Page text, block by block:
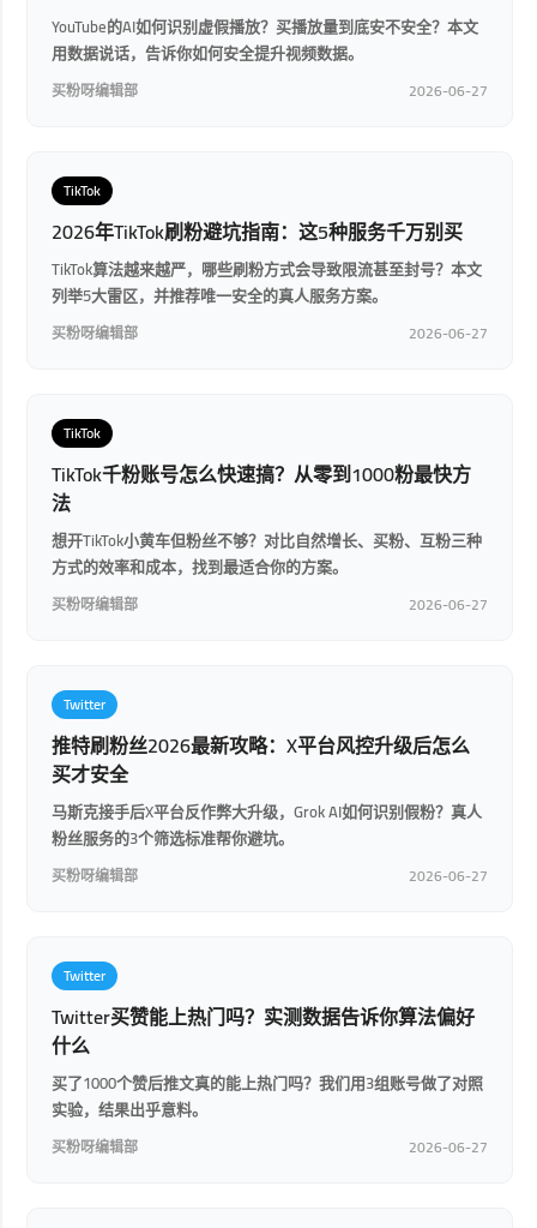
YouTube的AI如何识别虚假播放？买播放量到底安不安全？本文
用数据说话，告诉你如何安全提升视频数据。
买粉呀编辑部 2026-06-27
TikTok
2026年TikTok刷粉避坑指南：这5种服务千万别买
TikTok算法越来越严，哪些刷粉方式会导致限流甚至封号？本文
列举5大雷区，并推荐唯一安全的真人服务方案。
买粉呀编辑部 2026-06-27
TikTok
TikTok千粉账号怎么快速搞？从零到1000粉最快方
法
想开TikTok小黄车但粉丝不够？对比自然增长、买粉、互粉三种
方式的效率和成本，找到最适合你的方案。
买粉呀编辑部 2026-06-27
Twitter
推特刷粉丝2026最新攻略：X平台风控升级后怎么
买才安全
马斯克接手后X平台反作弊大升级，Grok AI如何识别假粉？真人
粉丝服务的3个筛选标准帮你避坑。
买粉呀编辑部 2026-06-27
Twitter
Twitter买赞能上热门吗？实测数据告诉你算法偏好
什么
买了1000个赞后推文真的能上热门吗？我们用3组账号做了对照
实验，结果出乎意料。
买粉呀编辑部 2026-06-27